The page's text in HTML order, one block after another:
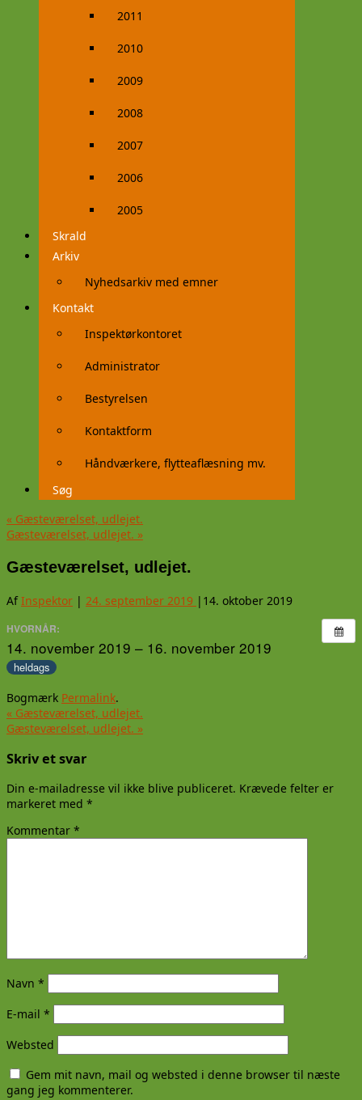
2011
2010
2009
2008
2007
2006
2005
Skrald
Arkiv
Nyhedsarkiv med emner
Kontakt
Inspektørkontoret
Administrator
Bestyrelsen
Kontaktform
Håndværkere, flytteaflæsning mv.
Søg
« Gæsteværelset, udlejet.
Gæsteværelset, udlejet. »
Gæsteværelset, udlejet.
AfInspektor | 24. september 2019 | 14. oktober 2019
HVORNÅR:
14. november 2019 – 16. november 2019
heldags
Bogmærk Permalink.
« Gæsteværelset, udlejet.
Gæsteværelset, udlejet. »
Skriv et svar
Din e-mailadresse vil ikke blive publiceret. Krævede felter er
markeret med *
Kommentar *
Navn *
E-mail *
Websted
Gem mit navn, mail og websted i denne browser til næste
gang jeg kommenterer.